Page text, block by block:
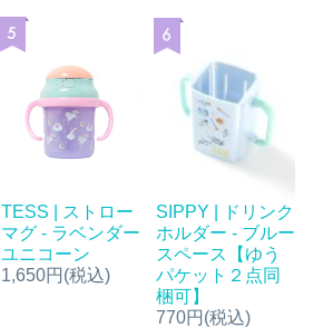
TESS | ストロー
マグ - ラベンダー
ユニコーン
1,650円(税込)
SIPPY | ドリンク
ホルダー - ブルー
スペース【ゆう
パケット２点同
梱可】
770円(税込)